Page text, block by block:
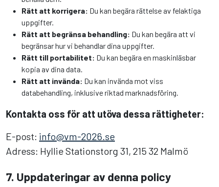
Rätt att korrigera: Du kan begära rättelse av felaktiga
uppgifter.
Rätt att begränsa behandling: Du kan begära att vi
begränsar hur vi behandlar dina uppgifter.
Rätt till portabilitet: Du kan begära en maskinläsbar
kopia av dina data.
Rätt att invända: Du kan invända mot viss
databehandling, inklusive riktad marknadsföring.
Kontakta oss för att utöva dessa rättigheter:
E-post: info@vm-2026.se
Adress: Hyllie Stationstorg 31, 215 32 Malmö
7. Uppdateringar av denna policy